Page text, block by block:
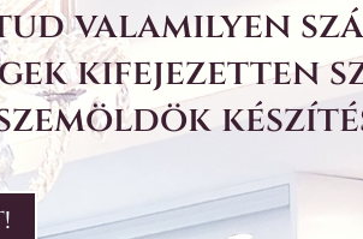
tud valamilyen
kifejezetten